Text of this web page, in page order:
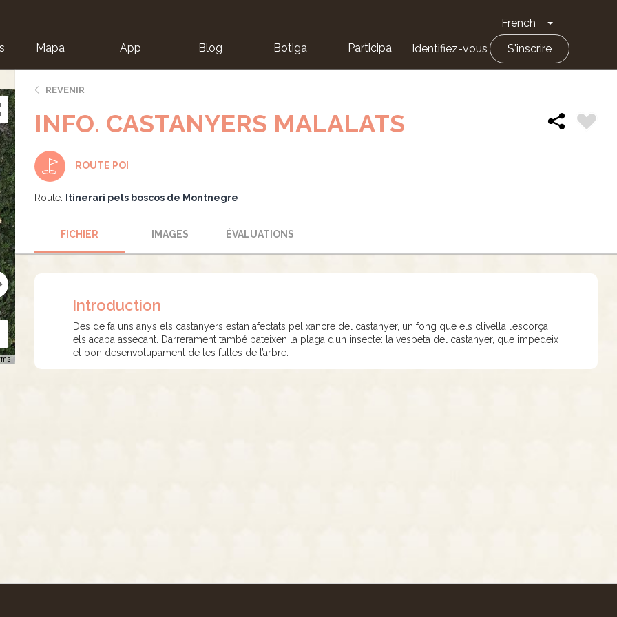
French Toggle
Mapa App Blog Botiga Participa Identifiez-vous S'inscrire
REVENIR
INFO. CASTANYERS MALALATS
ROUTE POI
Route: Itinerari pels boscos de Montnegre
FICHIER IMAGES ÉVALUATIONS
Introduction
Des de fa uns anys els castanyers estan afectats pel xancre del castanyer, un fong que els clivella l’escorça i
els acaba assecant. Darrerament també pateixen la plaga d’un insecte: la vespeta del castanyer, que impedeix
el bon desenvolupament de les fulles de l’arbre.